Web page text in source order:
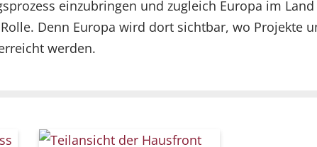
einzubringen und zugleich Europa im
Denn Europa wird dort sichtbar, wo Projekte
werden.